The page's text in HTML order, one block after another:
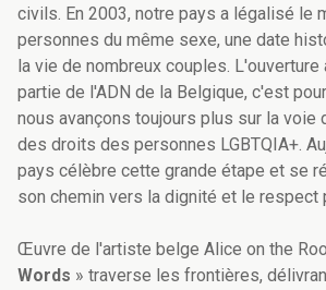
civils. En 2003, notre pays a légalisé le
personnes du même sexe, une date
la vie de nombreux couples.
partie de l'ADN de la Belgique, c'est
nous avançons toujours plus sur la voie
des droits des personnes LGBTQIA+.
pays célèbre cette grande étape et se
son chemin vers la dignité et le respect
Œuvre de l'artiste belge Alice on the
Words » traverse les frontières,